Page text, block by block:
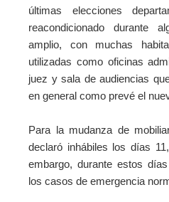
últimas elecciones
reacondicionado durante
amplio, con muchas
utilizadas como oficinas
juez y sala de audiencias
en general como prevé el
Para la mudanza de
declaró inhábiles los días
embargo, durante estos
los casos de emergencia